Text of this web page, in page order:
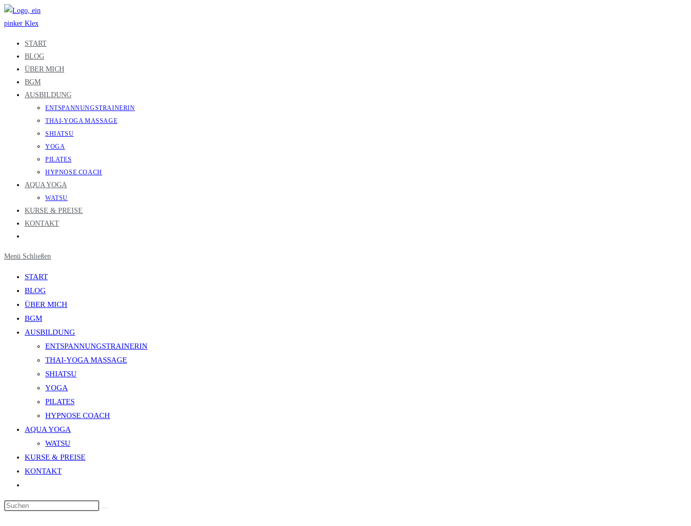
Zum
Inhalt
START
BLOG
ÜBER MICH
BGM
AUSBILDUNG
ENTSPANNUNGSTRAINERIN
THAI-YOGA MASSAGE
SHIATSU
YOGA
PILATES
HYPNOSE COACH
AQUA YOGA
WATSU
KURSE & PREISE
KONTAKT
umschalten
Menü Schließen
START
BLOG
ÜBER MICH
BGM
AUSBILDUNG
ENTSPANNUNGSTRAINERIN
THAI-YOGA MASSAGE
SHIATSU
YOGA
PILATES
HYPNOSE COACH
AQUA YOGA
WATSU
KURSE & PREISE
KONTAKT
umschalten